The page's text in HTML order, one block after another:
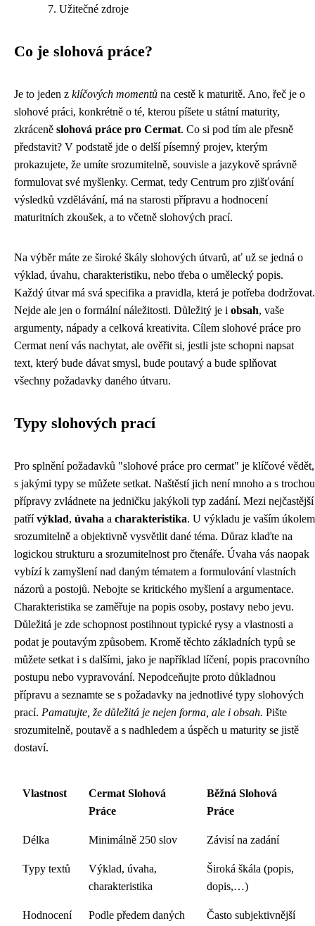
Užitečné zdroje
Co je slohová práce?
Je to jeden z klíčových momentů na cestě k maturitě. Ano, řeč je o
slohové práci, konkrétně o té, kterou píšete u státní maturity,
zkráceně slohová práce pro Cermat. Co si pod tím ale přesně
představit? V podstatě jde o delší písemný projev, kterým
prokazujete, že umíte srozumitelně, souvisle a jazykově správně
formulovat své myšlenky. Cermat, tedy Centrum pro zjišťování
výsledků vzdělávání, má na starosti přípravu a hodnocení
maturitních zkoušek, a to včetně slohových prací.
Na výběr máte ze široké škály slohových útvarů, ať už se jedná o
výklad, úvahu, charakteristiku, nebo třeba o umělecký popis.
Každý útvar má svá specifika a pravidla, která je potřeba dodržovat.
Nejde ale jen o formální náležitosti. Důležitý je i obsah, vaše
argumenty, nápady a celková kreativita. Cílem slohové práce pro
Cermat není vás nachytat, ale ověřit si, jestli jste schopni napsat
text, který bude dávat smysl, bude poutavý a bude splňovat
všechny požadavky daného útvaru.
Typy slohových prací
Pro splnění požadavků "slohové práce pro cermat" je klíčové vědět,
s jakými typy se můžete setkat. Naštěstí jich není mnoho a s trochou
přípravy zvládnete na jedničku jakýkoli typ zadání. Mezi nejčastější
patřívýklad, úvaha a charakteristika. U výkladu je vaším úkolem
srozumitelně a objektivně vysvětlit dané téma. Důraz klaďte na
logickou strukturu a srozumitelnost pro čtenáře. Úvaha vás naopak
vybízí k zamyšlení nad daným tématem a formulování vlastních
názorů a postojů. Nebojte se kritického myšlení a argumentace.
Charakteristika se zaměřuje na popis osoby, postavy nebo jevu.
Důležitá je zde schopnost postihnout typické rysy a vlastnosti a
podat je poutavým způsobem. Kromě těchto základních typů se
můžete setkat i s dalšími, jako je například líčení, popis pracovního
postupu nebo vypravování. Nepodceňujte proto důkladnou
přípravu a seznamte se s požadavky na jednotlivé typy slohových
prací. Pamatujte, že důležitá je nejen forma, ale i obsah. Pište
srozumitelně, poutavě a s nadhledem a úspěch u maturity se jistě
dostaví.
Vlastnost
Cermat Slohová
Práce
Běžná Slohová
Práce
Délka Minimálně 250 slov Závisí na zadání
Typy textů
Výklad, úvaha,
charakteristika
Široká škála (popis,
dopis,…)
Hodnocení Podle předem daných Často subjektivnější